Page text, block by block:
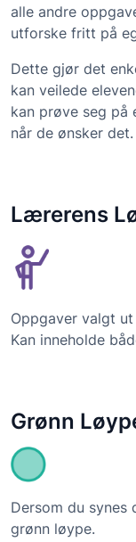
alle andre
utforske fritt på
Dette gjør det
kan veilede
kan prøve seg på
når de ønsker det.
Lærerens
Oppgaver valgt
Kan inneholde
Grønn
Dersom du
grønn løype.